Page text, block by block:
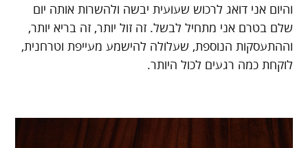
והיום אני דואג לרכוש שעועית יבשה ולהשרות אותה יום
שלם בטרם אני מתחיל לבשל. זה זול יותר, זה בריא יותר,
וההתעסקות הנוספת, שעלולה להישמע מעייפת וטרחנית,
לוקחת כמה רגעים לכול היותר.